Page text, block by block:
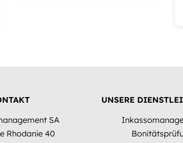
SA
Rhodanie 40
UNSERE